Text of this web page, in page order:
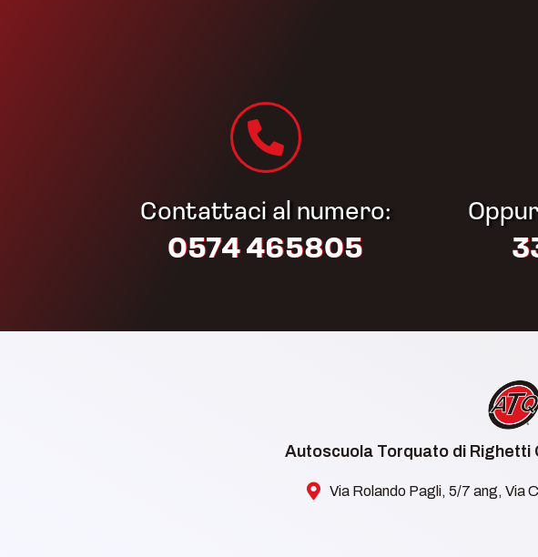
Contattaci al numero:
0574 465805​
Autoscuola Torquato di Righetti
Via Rolando Pagli, 5/7 ang, Via